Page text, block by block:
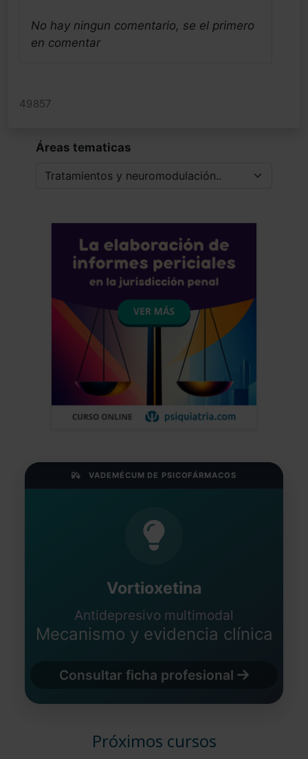
No hay ningun comentario, se el primero
en comentar
49857
Áreas tematicas
VADEMÉCUM DE PSICOFÁRMACOS
Vortioxetina
Antidepresivo multimodal
Mecanismo y evidencia clínica
Consultar ficha profesional
Próximos cursos